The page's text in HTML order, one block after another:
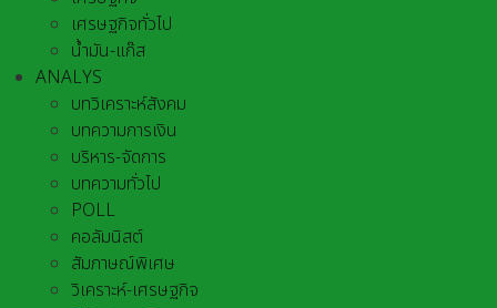
เศรษฐกิจทั่วไป
น้ำมัน-แก๊ส
ANALYS
บทวิเคราะห์สังคม
บทความการเงิน
บริหาร-จัดการ
บทความทั่วไป
POLL
คอลัมนิสต์
สัมภาษณ์พิเศษ
วิเคราะห์-เศรษฐกิจ